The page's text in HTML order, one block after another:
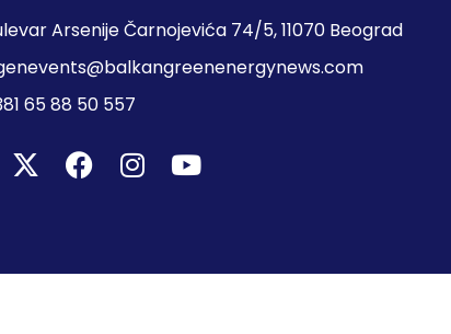
Arsenije Čarnojevića 74/5, 11070 Beograd
65 88 50 557